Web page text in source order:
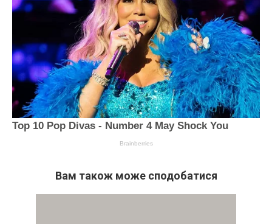
Вам також може сподобатися